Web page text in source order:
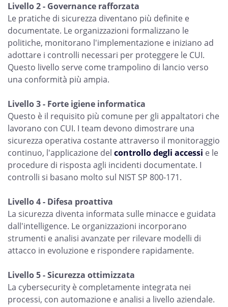
Livello 2 - Governance rafforzata
Le pratiche di sicurezza diventano più definite e
documentate. Le organizzazioni formalizzano le
politiche, monitorano l'implementazione e iniziano ad
adottare i controlli necessari per proteggere le CUI.
Questo livello serve come trampolino di lancio verso
una conformità più ampia.
Livello 3 - Forte igiene informatica
Questo è il requisito più comune per gli appaltatori che
lavorano con CUI. I team devono dimostrare una
sicurezza operativa costante attraverso il monitoraggio
continuo, l'applicazione del controllo degli accessi e le
procedure di risposta agli incidenti documentate. I
controlli si basano molto sul NIST SP 800-171.
Livello 4 - Difesa proattiva
La sicurezza diventa informata sulle minacce e guidata
dall'intelligence. Le organizzazioni incorporano
strumenti e analisi avanzate per rilevare modelli di
attacco in evoluzione e rispondere rapidamente.
Livello 5 - Sicurezza ottimizzata
La cybersecurity è completamente integrata nei
processi, con automazione e analisi a livello aziendale.